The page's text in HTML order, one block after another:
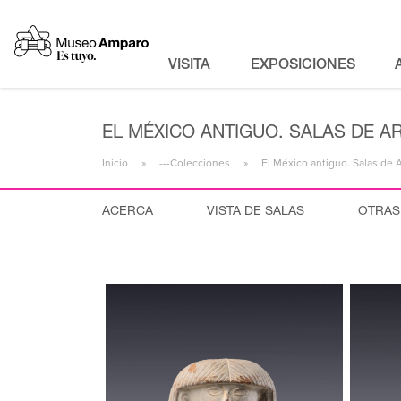
VISITA EXPOSICIONES
EL MÉXICO ANTIGUO. SALAS DE
Inicio ---Colecciones El México antiguo. Salas de
ACERCA VISTA DE SALAS